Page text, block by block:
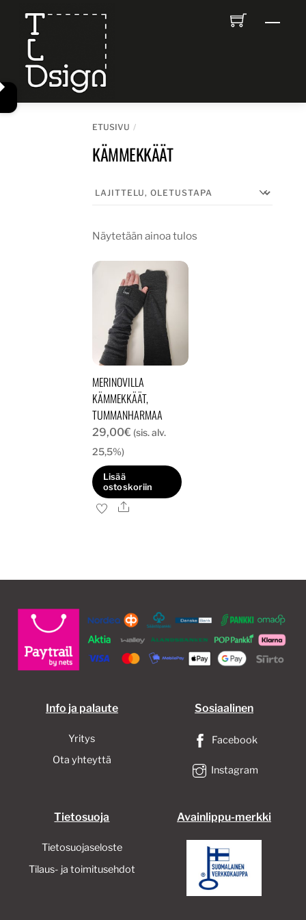
content
ETUSIVU
KÄMMEKKÄÄT
Näytetään ainoa tulos
MERINOVILLA
KÄMMEKKÄÄT,
TUMMANHARMAA
29,00€ (sis. alv.
25,5%)
Lisää
ostoskoriin
Ale
Info ja palaute
Yritys
Ota yhteyttä
Sosiaalinen
Facebook
Instagram
Tietosuoja
Tietosuojaseloste
Tilaus- ja toimitusehdot
Avainlippu-merkki